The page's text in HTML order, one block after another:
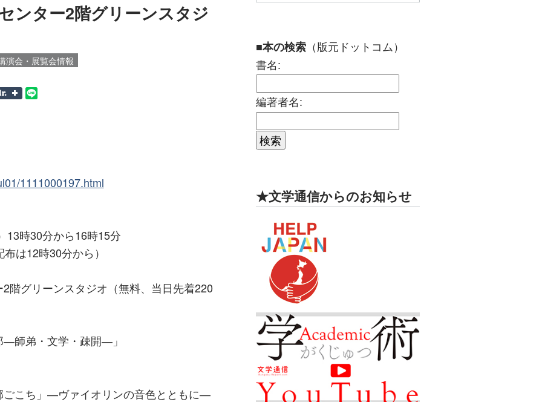
ンター2階グリーンスタジ
演会・展覧会情報
1111000197.html
13時30分から16時15分
時30分から）
階グリーンスタジオ（無料、当日先着220
―師弟・文学・疎開―」
ごこち」―ヴァイオリンの音色とともに―
■本の検索（版元ドットコム）
書名:
編著者名:
★文学通信からのお知らせ